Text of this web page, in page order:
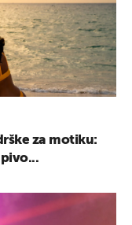
za motiku: